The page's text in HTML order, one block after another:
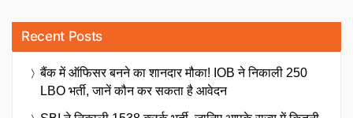
Recent Posts
बैंक में ऑफिसर बनने का शानदार मौका! IOB ने निकाली 250
LBO भर्ती, जानें कौन कर सकता है आवेदन